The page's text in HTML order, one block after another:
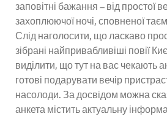
заповітні бажання – від простої
захоплюючої ночі, сповненої
Слід наголосити, що ласкаво
зібрані найпривабливіші повії
виділити, що тут на вас чекають
готові подарувати вечір
насолоди. За досвідом можна
анкета містить актуальну